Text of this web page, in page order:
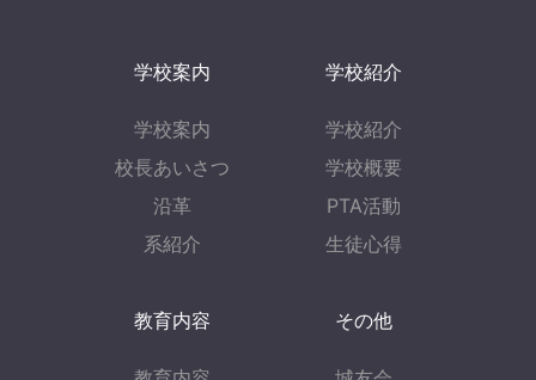
学校案内
学校案内
校長あいさつ
沿革
系紹介
学校紹介
学校紹介
学校概要
PTA活動
生徒心得
教育内容 その他